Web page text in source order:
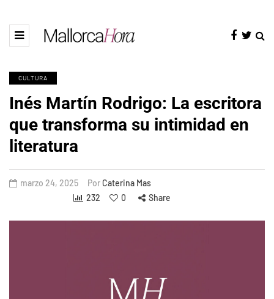
CULTURA
Inés Martín Rodrigo: La escritora
que transforma su intimidad en
literatura
marzo 24, 2025 PorCaterina Mas
232
0 Share